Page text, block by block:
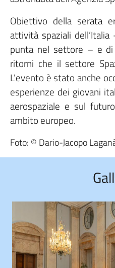
Obiettivo della serata
attività spaziali
punta nel settore – e
ritorni che il settore
L’evento è stato anche
esperienze dei giovani
aerospaziale e sul
ambito europeo.
Foto: © Dario-Jacopo